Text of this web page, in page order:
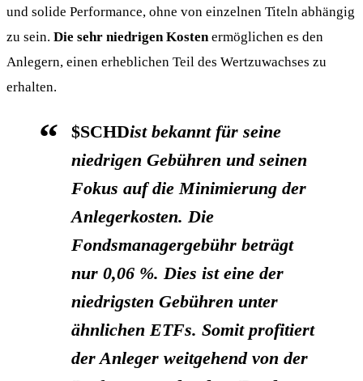
und solide Performance, ohne von einzelnen Titeln abhängig
zu sein. Die sehr niedrigen Kostenermöglichen es den
Anlegern, einen erheblichen Teil des Wertzuwachses zu
erhalten.
$SCHDist bekannt für seine
niedrigen Gebühren und seinen
Fokus auf die Minimierung der
Anlegerkosten. Die
Fondsmanagergebühr beträgt
nur 0,06 %. Dies ist eine der
niedrigsten Gebühren unter
ähnlichen ETFs. Somit profitiert
der Anleger weitgehend von der